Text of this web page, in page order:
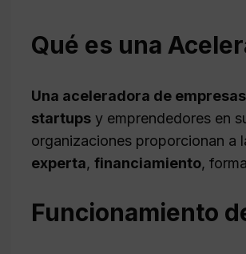
Qué es una
Una aceleradora de empresas
startups y emprendedores en
organizaciones proporcionan a
experta, financiamiento,
Funcionamiento